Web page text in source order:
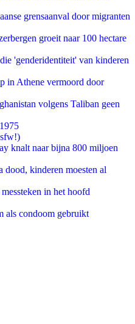
grensaanval door migranten
groeit naar 100 hectare
'genderidentiteit' van kinderen
in Athene vermoord door
volgens Taliban geen
knalt naar bijna 800 miljoen
kinderen moesten al
in het hoofd
als condoom gebruikt